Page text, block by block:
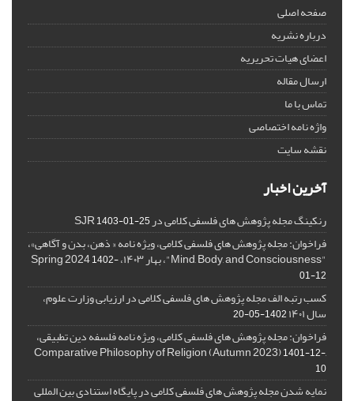
صفحه اصلی
درباره نشریه
اعضای هیات تحریریه
ارسال مقاله
تماس با ما
واژه نامه اختصاصی
نقشه سایت
آخرین اخبار
رنکینگ مجله پژوهش های فلسفی کلامی در SJR1403-01-25
فراخوان: مجله پژوهش های فلسفی کلامی، ویژه نامه « ذهن، بدن و آگاهی»،
"Mind, Body, and Consciousness"، بهار ۱۴۰۳، Spring 2024
1402-
01-12
کسب رتبه الف مجله پژوهش های فلسفی کلامی در ارزیابی وزارت علوم،
سال ۱۴۰۱ 1402-05-20
فراخوان: مجله پژوهش های فلسفی کلامی، ویژه نامه فلسفه دین تطبیقی،
,Comparative Philosophy of Religion (Autumn 2023)
1401-12-
10
نمایه شدن مجله پژوهش های فلسفی کلامی در پایگاه استنادی بین المللی